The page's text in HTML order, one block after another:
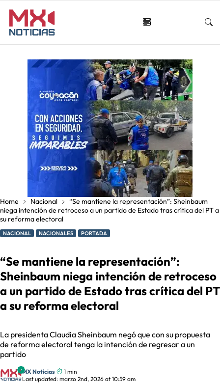
Home Nacional
“Se mantiene la representación”: Sheinbaum
niega intención de retroceso a un partido de Estado tras crítica del PT a
su reforma electoral
NACIONAL NACIONALES PORTADA
“Se mantiene la representación”:
Sheinbaum niega intención de retroceso
a un partido de Estado tras crítica del PT
a su reforma electoral
La presidenta Claudia Sheinbaum negó que con su propuesta
de reforma electoral tenga la intención de regresar a un
partido
MX Noticias
1 min
Last updated: marzo 2nd, 2026 at 10:59 am